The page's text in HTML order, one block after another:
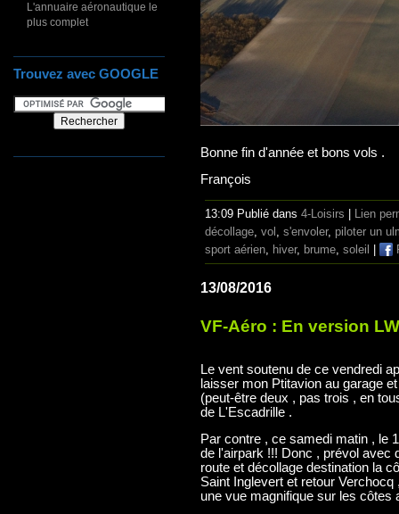
L'annuaire aéronautique le
plus complet
Trouvez avec GOOGLE
Bonne fin d'année et bons vols .
François
13:09 Publié dans 4-Loisirs
Lien
décollage vol s'envoler, piloter un
sport aérien
hiver, brume soleil
13/08/2016
VF-Aéro : En version LW
Le vent soutenu de ce vendredi
laisser mon Ptitavion au garage
(peut-être deux , pas trois , en
de L'Escadrille .
Par contre , ce samedi matin , le
de l'airpark !!! Donc , prévol avec
route et décollage destination la
Saint Inglevert et retour
une vue magnifique sur les côtes